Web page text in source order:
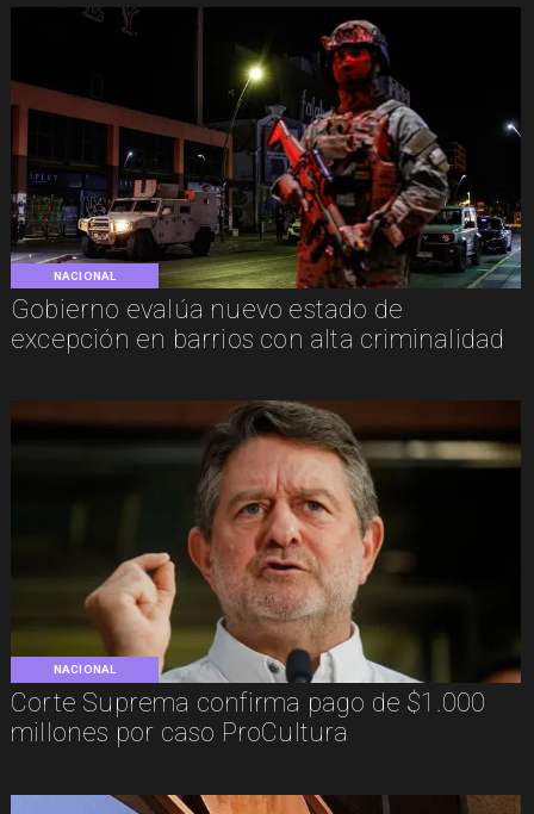
NACIONAL
Gobierno evalúa nuevo estado de
excepción en barrios con alta criminalidad
NACIONAL
Corte Suprema confirma pago de $1.000
millones por caso ProCultura